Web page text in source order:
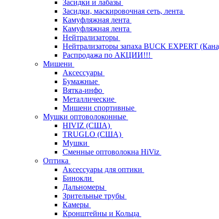
Засидки и лабазы
Засидки, маскировочная сеть, лента
Камуфляжная лента
Камуфляжная лента
Нейтрализаторы
Нейтрализаторы запаха BUCK EXPERT
Распродажа по АКЦИИ!!!
Мишени
Аксессуары
Бумажные
Вятка-инфо
Металлические
Мишени спортивные
Мушки оптоволоконные
HIVIZ (США)
TRUGLO (США)
Мушки
Сменные оптоволокна HiViz
Оптика
Аксессуары для оптики
Бинокли
Дальномеры
Зрительные трубы
Камеры
Кронштейны и Кольца